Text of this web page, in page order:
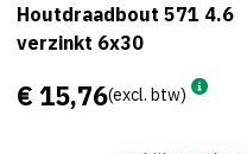
Houtdraadbout 571 4.6
verzinkt 6x30
€ 15,76(excl. btw)